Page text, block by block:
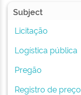
Subject
Licitação
Logística pública
Pregão
Registro de preço